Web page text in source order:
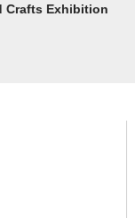
Crafts Exhibition